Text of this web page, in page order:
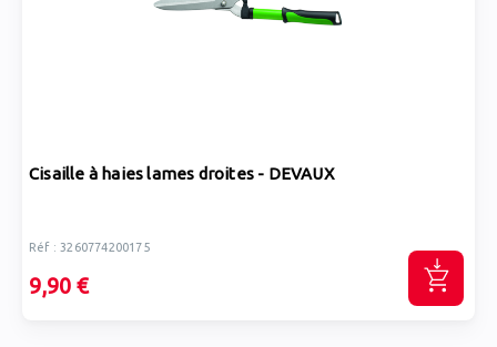
Cisaille à haies lames droites - DEVAUX
Réf : 3260774200175
9,90 €